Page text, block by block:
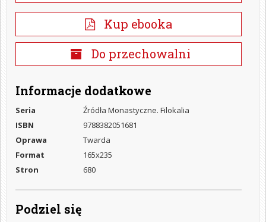
Kup ebooka
Do przechowalni
Informacje dodatkowe
Seria
Źródła Monastyczne. Filokalia
ISBN
9788382051681
Oprawa
Twarda
Format
165x235
Stron
680
Podziel się